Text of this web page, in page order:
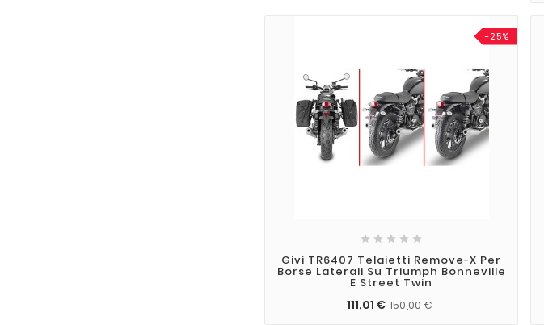
-25%
    
Givi TR6407 Telaietti Remove-X Per
Borse Laterali Su Triumph Bonneville
E Street Twin
111,01 € 150,00 €